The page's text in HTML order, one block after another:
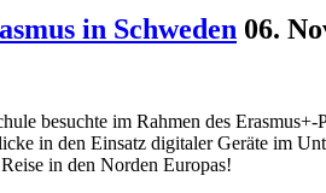
in Schweden 06.
besuchte im Rahmen des Erasmus+-
in den Einsatz digitaler Geräte im
in den Norden Europas!